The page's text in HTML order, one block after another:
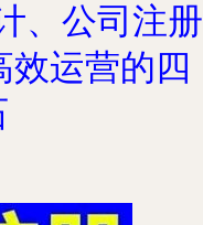
、公司注册
运营的四